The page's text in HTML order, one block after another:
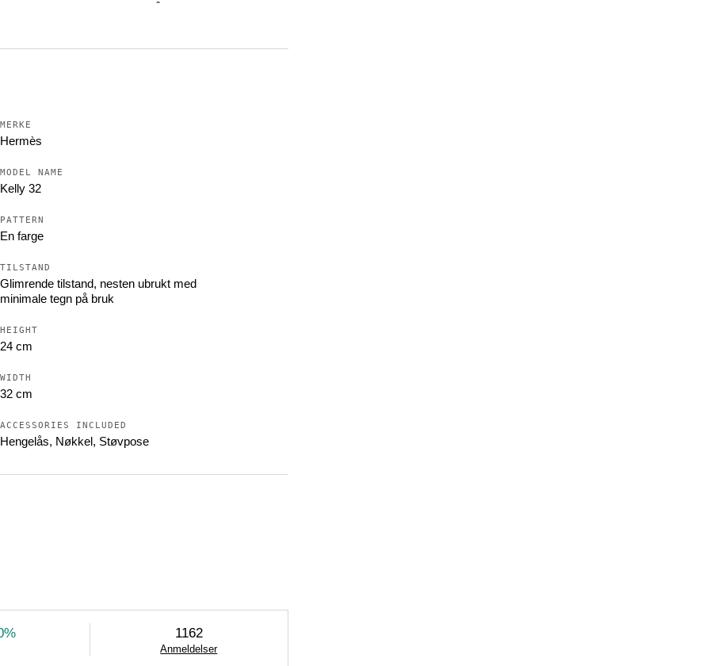
profiler, fremhever det håndverksspissede
kompakt og naturlig glansfullt — forteller om
tid.
vare.
på 4,5% (i stedet for 9%) som vil
De vil hjelpe deg videre med
brukte vesker og tilbehør. Basert i
lidenskapelig på vintagemote fra de beste
de vil gi stilen din. Luksus og eleganse er
MERKE
Hermès
MODEL NAME
Kelly 32
PATTERN
En farge
TILSTAND
Glimrende tilstand, nesten ubrukt med
minimale tegn på bruk
HEIGHT
24 cm
WIDTH
32 cm
ACCESSORIES INCLUDED
Hengelås, Nøkkel, Støvpose
1162
Anmeldelser